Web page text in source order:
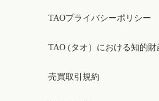
TAOプライバシーポリシー
TAO (タオ）における知的財
売買取引規約